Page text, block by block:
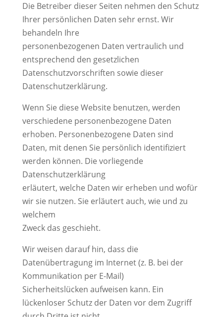
Die Betreiber dieser Seiten nehmen den Schutz
Ihrer persönlichen Daten sehr ernst. Wir
behandeln Ihre
personenbezogenen Daten vertraulich und
entsprechend den gesetzlichen
Datenschutzvorschriften sowie dieser
Datenschutzerklärung.
Wenn Sie diese Website benutzen, werden
verschiedene personenbezogene Daten
erhoben. Personenbezogene Daten sind
Daten, mit denen Sie persönlich identifiziert
werden können. Die vorliegende
Datenschutzerklärung
erläutert, welche Daten wir erheben und wofür
wir sie nutzen. Sie erläutert auch, wie und zu
welchem
Zweck das geschieht.
Wir weisen darauf hin, dass die
Datenübertragung im Internet (z. B. bei der
Kommunikation per E-Mail)
Sicherheitslücken aufweisen kann. Ein
lückenloser Schutz der Daten vor dem Zugriff